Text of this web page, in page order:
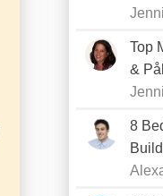
Top
&
8